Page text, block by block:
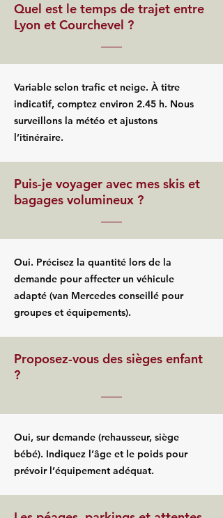
Quel est le temps de trajet entre
Lyon et Courchevel ?
Variable selon trafic et neige. À titre
indicatif, comptez environ 2.45 h. Nous
surveillons la météo et ajustons
l’itinéraire.
Puis-je voyager avec mes skis et
bagages volumineux ?
Oui. Précisez la quantité lors de la
demande pour affecter un véhicule
adapté (van Mercedes conseillé pour
groupes et équipements).
Proposez-vous des sièges enfant
?
Oui, sur demande (rehausseur, siège
bébé). Indiquez l’âge et le poids pour
prévoir l’équipement adéquat.